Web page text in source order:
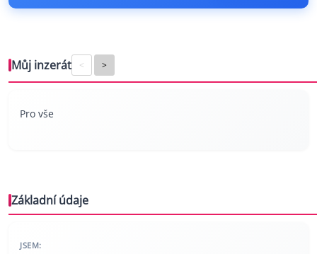
Můj inzerát < >
Pro vše
Základní údaje
JSEM: